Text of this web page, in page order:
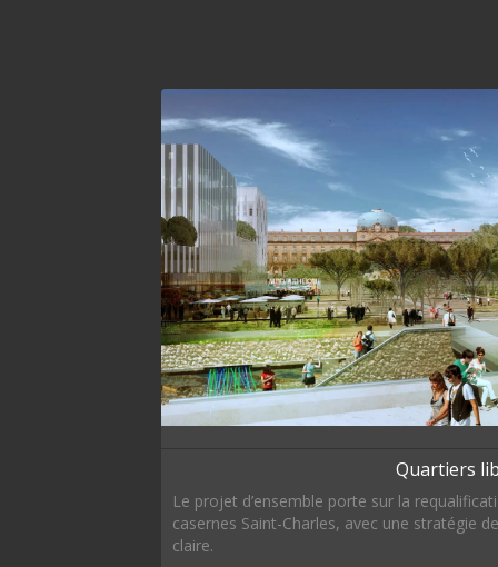
Quartiers
Le projet d’ensemble porte sur la
casernes Saint-Charles, avec une stratégie
claire.